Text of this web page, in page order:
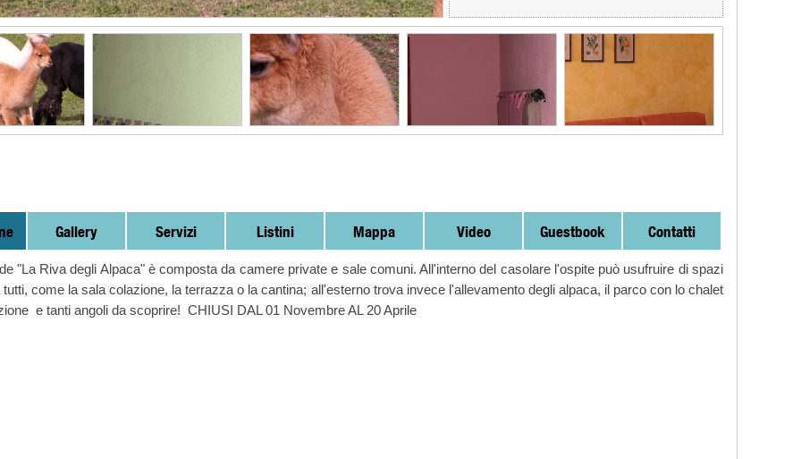
Gallery Servizi Listini Mappa Video Guestbook Contatti
"La Riva degli Alpaca" è composta da camere private e sale comuni. All'interno del casolare l'ospite può usufruire di spazi
come la sala colazione, la terrazza o la cantina; all'esterno trova invece l'allevamento degli alpaca, il parco con lo chalet
e tanti angoli da scoprire! CHIUSI DAL 01 Novembre AL 20 Aprile